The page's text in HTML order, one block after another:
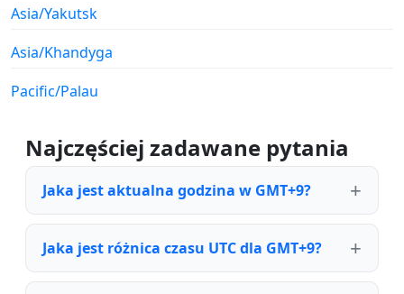
Asia/Yakutsk
Asia/Khandyga
Pacific/Palau
Najczęściej zadawane pytania
Jaka jest aktualna godzina w GMT+9?
Jaka jest różnica czasu UTC dla GMT+9?